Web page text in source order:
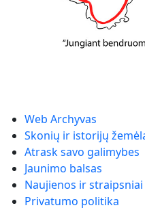
Web Archyvas
Skonių ir istorijų
Atrask savo galimybes
Jaunimo balsas
Naujienos ir straipsniai
Privatumo politika